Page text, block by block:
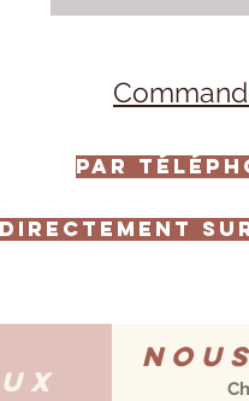
par
Directement